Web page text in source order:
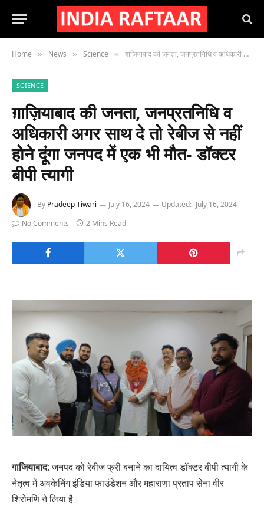
Home » News » Science » ग़ाज़ियाबाद की जनता, जनप्रतनिधि व अधिकारी अगर साथ दे तो रेबीज से नहीं होने दूंगा जनपद में एक भी मौत- डॉक्टर बीपी त्यागी
SCIENCE
ग़ाज़ियाबाद की जनता, जनप्रतनिधि व
अधिकारी अगर साथ दे तो रेबीज से नहीं
होने दूंगा जनपद में एक भी मौत- डॉक्टर
बीपी त्यागी
By Pradeep Tiwari July 16, 2024 Updated: July 16, 2024
No Comments
2 Mins Read
गाजियाबाद: जनपद को रेबीज फ्री बनाने का दायित्व डॉक्टर बीपी त्यागी के
नेतृत्व में अवकेनिंग इंडिया फाउंडेशन और महाराणा प्रताप सेना वीर
शिरोमणि ने लिया है।